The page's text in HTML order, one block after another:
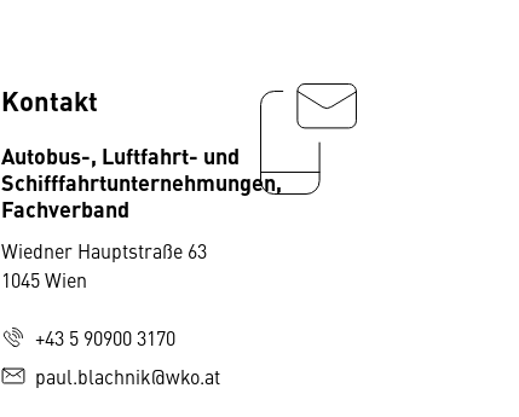
Kontakt
Autobus-, Luftfahrt- und
Schifffahrtunternehmungen,
Fachverband
Wiedner Hauptstraße 63
1045 Wien
+43 5 90900 3170
paul.blachnik@wko.at